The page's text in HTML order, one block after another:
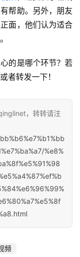
帮助。另外，朋友
面，他们认为适合
的是哪个环节？若
者转发一下！
，转转请注
%e8%
频